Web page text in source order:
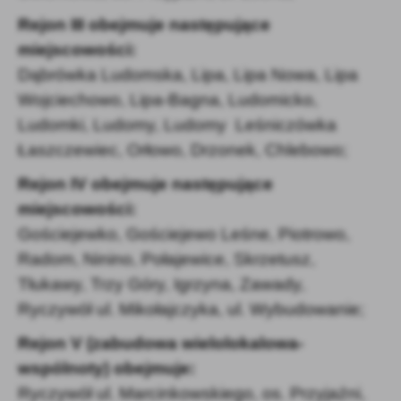
Rejon III obejmuje następujące
miejscowości:
Dąbrówka Ludomska, Lipa, Lipa Nowa, Lipa
Wojciechowo, Lipa-Bagna, Ludomicko,
Ludomki, Ludomy, Ludomy Leśniczówka
Łaszczewiec, Orłowo, Drzonek, Chlebowo;
Rejon IV obejmuje następujące
miejscowości:
Gościejewko, Gościejewo Leśne, Piotrowo,
Radom, Ninino, Połajewice, Skrzetusz,
Tłukawy, Trzy Góry, Igrzyna, Zawady,
Ryczywół ul. Mikołajczyka, ul. Wybudowanie;
Rejon V (zabudowa wielolokalowa-
wspólnoty) obejmuje:
Ryczywół ul. Marcinkowskiego, os. Przyjaźni,